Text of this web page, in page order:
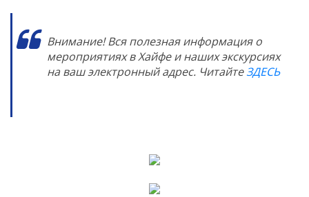
Внимание! Вся полезная информация о
мероприятиях в Хайфе и наших экскурсиях
на ваш электронный адрес. ЧитайтеЗДЕСЬ